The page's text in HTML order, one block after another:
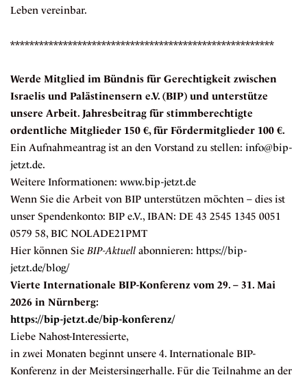
Leben vereinbar.
*******************************************************
Werde Mitglied im Bündnis für Gerechtigkeit zwischen
Israelis und Palästinensern e.V. (BIP) und unterstütze
unsere Arbeit. Jahresbeitrag für stimmberechtigte
ordentliche Mitglieder 150 €, für Fördermitglieder 100 €.
Ein Aufnahmeantrag ist an den Vorstand zu stellen: info@bip-
jetzt.de.
Weitere Informationen: www.bip-jetzt.de
Wenn Sie die Arbeit von BIP unterstützen möchten – dies ist
unser Spendenkonto: BIP e.V., IBAN: DE 43 2545 1345 0051
0579 58, BIC NOLADE21PMT
Hier können Sie BIP-Aktuell abonnieren: https://bip-
jetzt.de/blog/
Vierte Internationale BIP-Konferenz vom 29. – 31. Mai
2026 in Nürnberg:
https://bip-jetzt.de/bip-konferenz/
Liebe Nahost-Interessierte,
in zwei Monaten beginnt unsere 4. Internationale BIP-
Konferenz in der Meistersingerhalle. Für die Teilnahme an der